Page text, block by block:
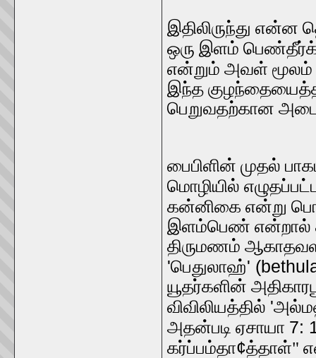
இதிலிருந்து என்ன
ஒரு இளம்
என்றும் அவள் மூலம்
இந்த
பெறுவதற்கான
பைபிளின் முதல்
மொழியில்
கன்னிகை என்று
இளம்பெண் என்றால்
திருமணம்
'பெதுலாஹ்'
யூதர்களின்
விவிலியத்தில் '
அதன்படி ஏசாயா 7:
கர்ப்பம்தா¢த்தாள்"